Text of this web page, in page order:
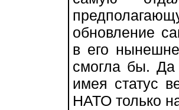
обновление
в его
смогла бы. Да
имея статус
НАТО только